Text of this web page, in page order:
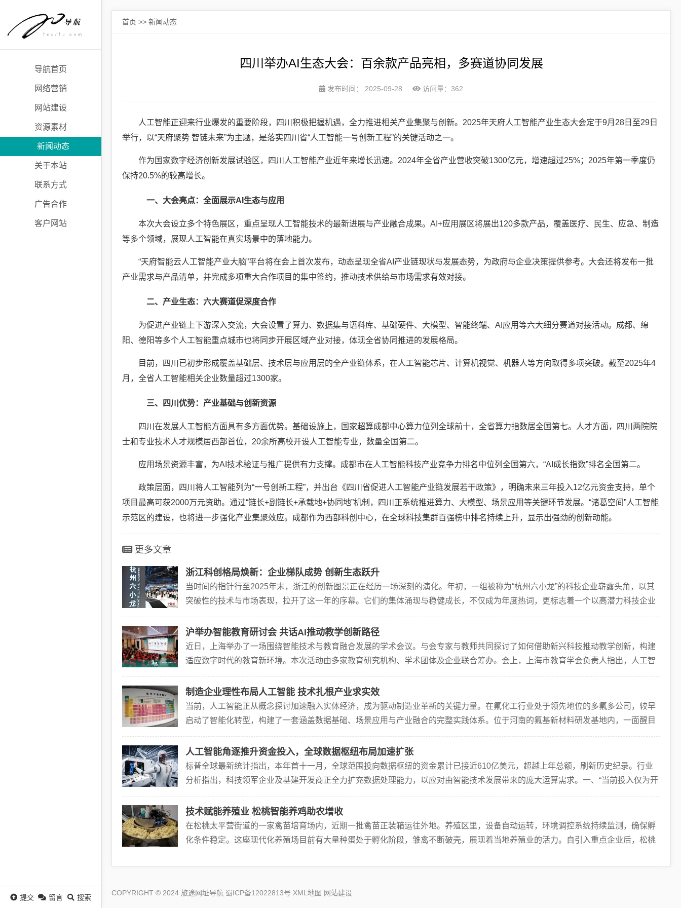
导航首页
网络营销
网站建设
资源素材
新闻动态
关于本站
联系方式
广告合作
客户网站
提交 留言 搜索
首页 >> 新闻动态
四川举办AI生态大会：百余款产品亮相，多赛道协同发展
发布时间： 2025-09-28 访问量：362
人工智能正迎来行业爆发的重要阶段，四川积极把握机遇，全力推进相关产业集聚与创新。2025年天府人工智能产业生态大会定于9月28日至29日
举行，以“天府聚势 智链未来”为主题，是落实四川省“人工智能一号创新工程”的关键活动之一。
作为国家数字经济创新发展试验区，四川人工智能产业近年来增长迅速。2024年全省产业营收突破1300亿元，增速超过25%；2025年第一季度仍
保持20.5%的较高增长。
一、大会亮点：全面展示AI生态与应用
本次大会设立多个特色展区，重点呈现人工智能技术的最新进展与产业融合成果。AI+应用展区将展出120多款产品，覆盖医疗、民生、应急、制造
等多个领域，展现人工智能在真实场景中的落地能力。
“天府智能云人工智能产业大脑”平台将在会上首次发布，动态呈现全省AI产业链现状与发展态势，为政府与企业决策提供参考。大会还将发布一批
产业需求与产品清单，并完成多项重大合作项目的集中签约，推动技术供给与市场需求有效对接。
二、产业生态：六大赛道促深度合作
为促进产业链上下游深入交流，大会设置了算力、数据集与语料库、基础硬件、大模型、智能终端、AI应用等六大细分赛道对接活动。成都、绵
阳、德阳等多个人工智能重点城市也将同步开展区域产业对接，体现全省协同推进的发展格局。
目前，四川已初步形成覆盖基础层、技术层与应用层的全产业链体系，在人工智能芯片、计算机视觉、机器人等方向取得多项突破。截至2025年4
月，全省人工智能相关企业数量超过1300家。
三、四川优势：产业基础与创新资源
四川在发展人工智能方面具有多方面优势。基础设施上，国家超算成都中心算力位列全球前十，全省算力指数居全国第七。人才方面，四川两院院
士和专业技术人才规模居西部首位，20余所高校开设人工智能专业，数量全国第二。
应用场景资源丰富，为AI技术验证与推广提供有力支撑。成都市在人工智能科技产业竞争力排名中位列全国第六，“AI成长指数”排名全国第二。
政策层面，四川将人工智能列为“一号创新工程”，并出台《四川省促进人工智能产业链发展若干政策》，明确未来三年投入12亿元资金支持，单个
项目最高可获2000万元资助。通过“链长+副链长+承载地+协同地”机制，四川正系统推进算力、大模型、场景应用等关键环节发展。“诸葛空间”人工智能
示范区的建设，也将进一步强化产业集聚效应。成都作为西部科创中心，在全球科技集群百强榜中排名持续上升，显示出强劲的创新动能。
更多文章
浙江科创格局焕新：企业梯队成势 创新生态跃升
当时间的指针行至2025年末，浙江的创新图景正在经历一场深刻的演化。年初，一组被称为“杭州六小龙”的科技企业崭露头角，以其
突破性的技术与市场表现，拉开了这一年的序幕。它们的集体涌现与稳健成长，不仅成为年度热词，更标志着一个以高潜力科技企业
为主角的发展新篇章已然开启。然而，故事并未止步于此。在虚拟现实、智
沪举办智能教育研讨会 共话AI推动教学创新路径
近日，上海举办了一场围绕智能技术与教育融合发展的学术会议。与会专家与教师共同探讨了如何借助新兴科技推动教学创新，构建
适应数字时代的教育新环境。本次活动由多家教育研究机构、学术团体及企业联合筹办。会上，上海市教育学会负责人指出，人工智
能正在深刻改变传统教学形式，推动教育向个性化和均衡化的方向发展。来自
制造企业理性布局人工智能 技术扎根产业求实效
当前，人工智能正从概念探讨加速融入实体经济，成为驱动制造业革新的关键力量。在氟化工行业处于领先地位的多氟多公司，较早
启动了智能化转型，构建了一套涵盖数据基础、场景应用与产业融合的完整实践体系。位于河南的氟基新材料研发基地内，一面醒目
的元素周期表勾勒出企业的技术布局——其产品深度关联了表上前段多个关键
人工智能角逐推升资金投入，全球数据枢纽布局加速扩张
标普全球最新统计指出，本年首十一月，全球范围投向数据枢纽的资金累计已接近610亿美元，超越上年总额，刷新历史纪录。行业
分析指出，科技领军企业及基建开发商正全力扩充数据处理能力，以应对由智能技术发展带来的庞大运算需求。一、“当前投入仅为开
端”数据显示，数据枢纽建设正进入高速扩张阶段。今年前十一月达成的上百
技术赋能养殖业 松桃智能养鸡助农增收
在松桃太平营街道的一家禽苗培育场内，近期一批禽苗正装箱运往外地。养殖区里，设备自动运转，环境调控系统持续监测，确保孵
化条件稳定。这座现代化养殖场目前有大量种蛋处于孵化阶段，雏禽不断破壳，展现着当地养殖业的活力。自引入重点企业后，松桃
COPYRIGHT © 2024 旅途网址导航 蜀ICP备12022813号 XML地图 网站建设